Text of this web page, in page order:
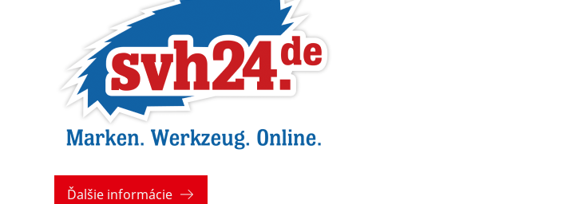
Ďalšie informácie